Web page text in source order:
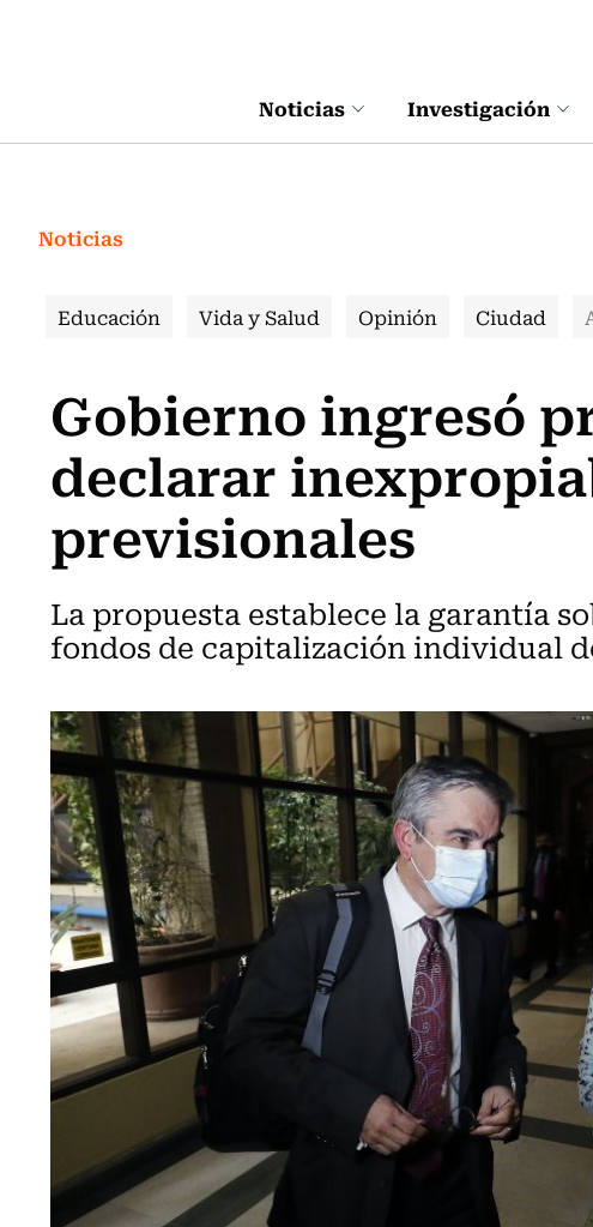
Noticias Investigación
Noticias
Educación Vida y Salud Opinión Ciudad
Gobierno ingresó
declarar
previsionales
La propuesta establece la garantía
fondos de capitalización individual